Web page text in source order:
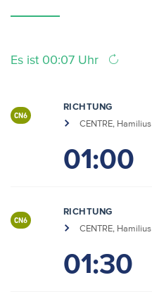
Es ist 00:07 Uhr
CN6
RICHTUNG
CENTRE, Hamilius
01:00
CN6
RICHTUNG
CENTRE, Hamilius
01:30